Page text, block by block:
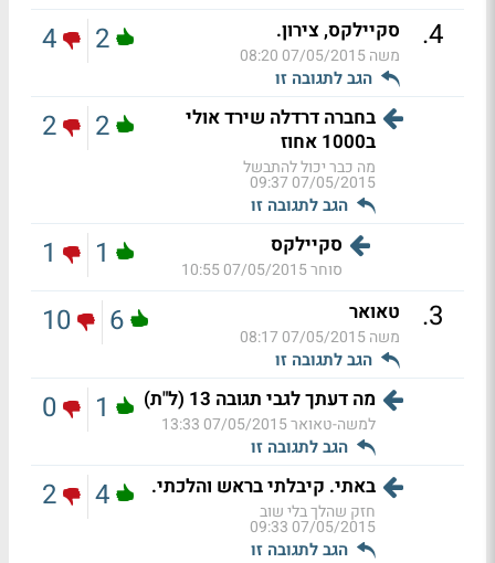
4
. סקיילקס, צירון.
משה07/05/2015 08:20
הגב לתגובה זו
2
4
בחברה דרדלה שירד אולי
ב1000 אחוז
מה כבר יכול להתבשל
07/05/2015 09:37
הגב לתגובה זו
2
2
סקיילקס
סוחר07/05/2015 10:55
1
1
3
. טאואר
משה07/05/2015 08:17
הגב לתגובה זו
6
10
מה דעתך לגבי תגובה 13 (ל"ת)
למשה-טאואר07/05/2015 13:33
הגב לתגובה זו
1
0
באתי. קיבלתי בראש והלכתי.
חזק שהלך בלי שוב
07/05/2015 09:33
הגב לתגובה זו
4
2